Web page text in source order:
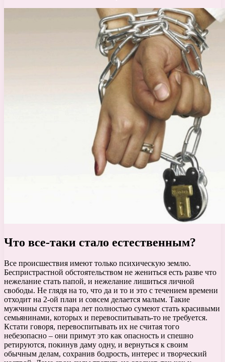
Что все-таки стало естественным?
Все происшествия имеют только психическую землю.
Беспристрастной обстоятельством не жениться есть разве что
нежелание стать папой, и нежелание лишиться личной
свободы. Не глядя на то, что да и то и это с течением времени
отходит на 2-ой план и совсем делается малым. Такие
мужчины спустя пара лет полностью сумеют стать красивыми
семьянинами, которых и перевоспитывать-то не требуется.
Кстати говоря, перевоспитывать их не считая того
небезопасно – они примут это как опасность и спешно
ретируются, покинув даму одну, и вернуться к своим
обычным делам, сохранив бодрость, интерес и творческий